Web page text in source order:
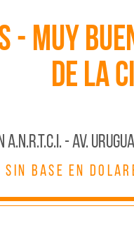
- MUY
DE LA
A.N.R.T.C.I. - AV.
SIN BASE EN